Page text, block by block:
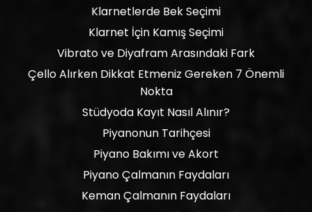
Klarnetlerde Bek Seçimi
Klarnet İçin Kamış Seçimi
Vibrato ve Diyafram Arasındaki Fark
Çello Alırken Dikkat Etmeniz Gereken 7 Önemli
Nokta
Stüdyoda Kayıt Nasıl Alınır?
Piyanonun Tarihçesi
Piyano Bakımı ve Akort
Piyano Çalmanın Faydaları
Keman Çalmanın Faydaları